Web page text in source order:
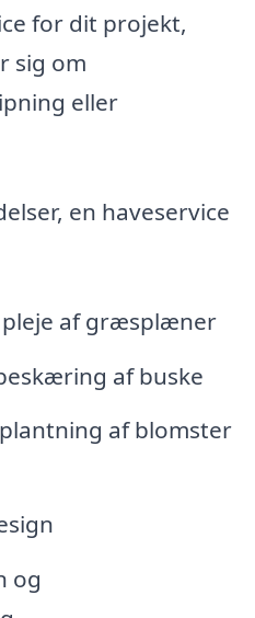
for dit projekt,
sig om
eller
en haveservice
af græsplæner
af buske
af blomster
og